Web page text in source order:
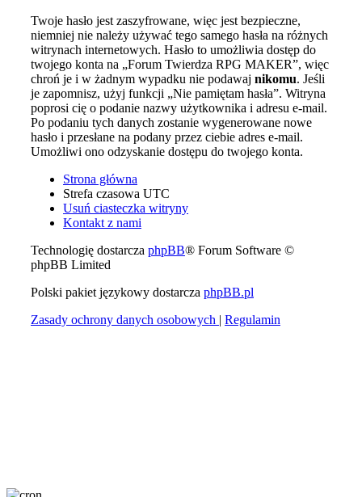
Twoje hasło jest zaszyfrowane, więc jest bezpieczne,
niemniej nie należy używać tego samego hasła na różnych
witrynach internetowych. Hasło to umożliwia dostęp do
twojego konta na „Forum Twierdza RPG MAKER”, więc
chroń je i w żadnym wypadku nie podawaj nikomu. Jeśli
je zapomnisz, użyj funkcji „Nie pamiętam hasła”. Witryna
poprosi cię o podanie nazwy użytkownika i adresu e-mail.
Po podaniu tych danych zostanie wygenerowane nowe
hasło i przesłane na podany przez ciebie adres e-mail.
Umożliwi ono odzyskanie dostępu do twojego konta.
Strona główna
Strefa czasowa UTC
Usuń ciasteczka witryny
Kontakt z nami
Technologię dostarcza phpBB® Forum Software ©
phpBB Limited
Polski pakiet językowy dostarcza phpBB.pl
Zasady ochrony danych osobowych | Regulamin